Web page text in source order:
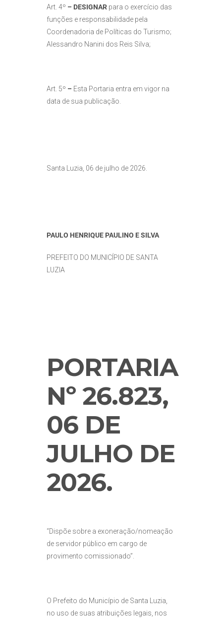
Art. 4º – DESIGNAR para o exercício das
funções e responsabilidade pela
Coordenadoria de Políticas do Turismo;
Alessandro Nanini dos Reis Silva;
Art. 5º – Esta Portaria entra em vigor na
data de sua publicação.
Santa Luzia, 06 de julho de 2026.
PAULO HENRIQUE PAULINO E SILVA
PREFEITO DO MUNICÍPIO DE SANTA
LUZIA
PORTARIA
Nº 26.823,
06 DE
JULHO DE
2026.
“Dispõe sobre a exoneração/nomeação
de servidor público em cargo de
provimento comissionado”.
O Prefeito do Município de Santa Luzia,
no uso de suas atribuições legais, nos